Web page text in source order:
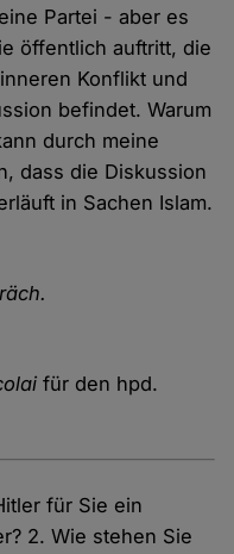
Partei - aber es
öffentlich auftritt, die
Konflikt und
befindet. Warum
durch meine
dass die Diskussion
in Sachen Islam.
für den hpd.
für Sie ein
2. Wie stehen Sie